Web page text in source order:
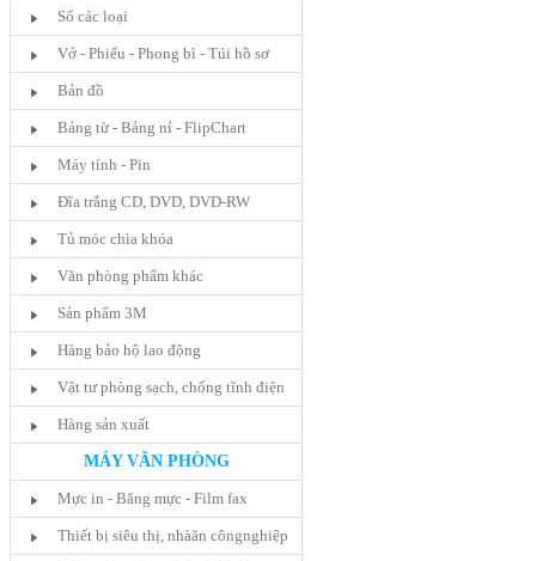
Sổ các loại
Vở - Phiếu - Phong bì - Túi hồ sơ
Bản đồ
Bảng từ - Bảng nỉ - FlipChart
Máy tính - Pin
Đĩa trắng CD, DVD, DVD-RW
Tủ móc chìa khóa
Văn phòng phẩm khác
Sản phẩm 3M
Hàng bảo hộ lao động
Vật tư phòng sạch, chống tĩnh điện
Hàng sản xuất
MÁY VĂN PHÒNG
Mực in - Băng mực - Film fax
Thiết bị siêu thị, nhàăn côngnghiệp